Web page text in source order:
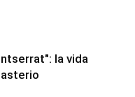
la vida